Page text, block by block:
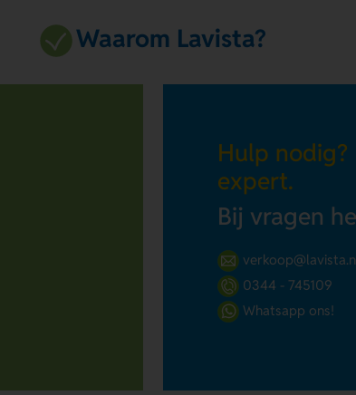
Waarom Lavista?
Hulp
expert.
Bij vragen
0344 - 745109
Whatsapp ons!